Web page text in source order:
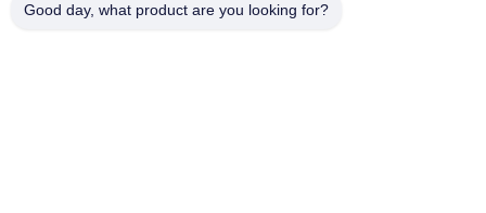
Good day, what product are you looking for?